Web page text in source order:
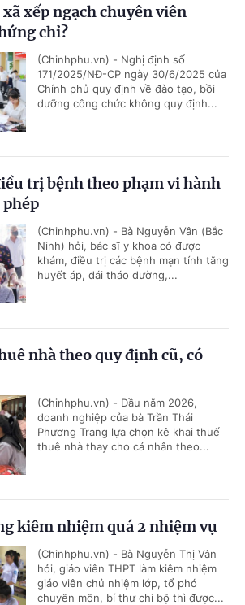
xã xếp ngạch chuyên viên
chỉ?
(Chinhphu.vn) - Nghị định số
171/2025/NĐ-CP ngày 30/6/2025 của
Chính phủ quy định về đào tạo, bồi
dưỡng công chức không quy định...
trị bệnh theo phạm vi hành
phép
(Chinhphu.vn) - Bà Nguyễn Vân (Bắc
Ninh) hỏi, bác sĩ y khoa có được
khám, điều trị các bệnh mạn tính tăng
huyết áp, đái tháo đường,...
nhà theo quy định cũ, có
(Chinhphu.vn) - Đầu năm 2026,
doanh nghiệp của bà Trần Thái
Phương Trang lựa chọn kê khai thuế
thuê nhà thay cho cá nhân theo...
kiêm nhiệm quá 2 nhiệm vụ
(Chinhphu.vn) - Bà Nguyễn Thị Vân
hỏi, giáo viên THPT làm kiêm nhiệm
giáo viên chủ nhiệm lớp, tổ phó
chuyên môn, bí thư chi bộ thì được...